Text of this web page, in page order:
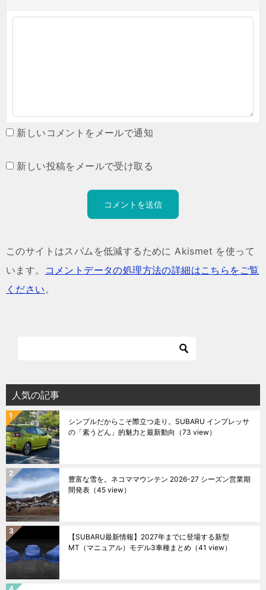
新しいコメントをメールで通知
新しい投稿をメールで受け取る
このサイトはスパムを低減するために Akismet を使って
います。
コメントデータの処理方法の詳細はこちらをご覧
ください。
人気の記事
シンプルだからこそ際立つ走り。SUBARU インプレッサ
の「素うどん」的魅力と最新動向 （73 view）
豊富な雪を。ネコママウンテン 2026-27 シーズン営業期
間発表 （45 view）
【SUBARU最新情報】2027年までに登場する新型
MT（マニュアル）モデル3車種まとめ （41 view）